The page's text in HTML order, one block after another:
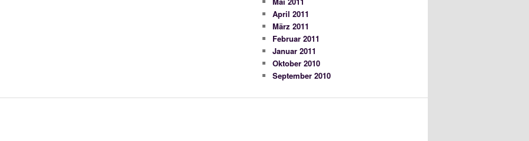
April 2011
März 2011
Februar 2011
Januar 2011
Oktober 2010
September 2010